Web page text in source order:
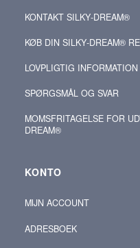
KONTAKT SILKY‑DREAM®
KØB DIN SILKY‑DREAM®
LOVPLIGTIG
SPØRGSMÅL OG SVAR
MOMSFRITAGELSE FOR
DREAM®
KONTO
MIJN ACCOUNT
ADRESBOEK